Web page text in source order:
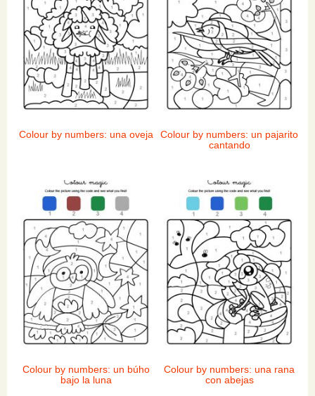
Colour by numbers: una oveja
Colour by numbers: un pajarito
cantando
Colour by numbers: un búho
bajo la luna
Colour by numbers: una rana
con abejas